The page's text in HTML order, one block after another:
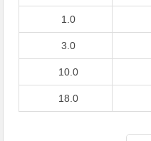
1.0
3.0
10.0
18.0